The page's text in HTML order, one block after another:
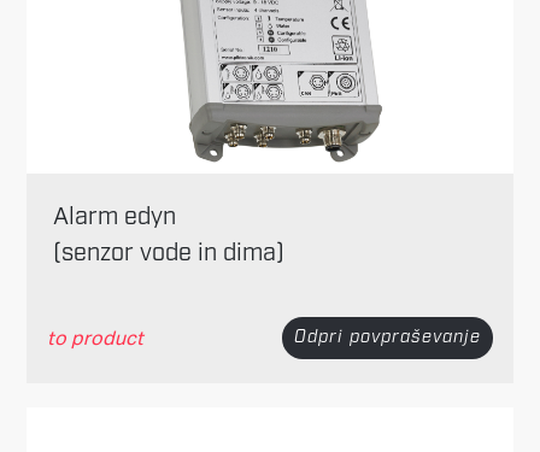
Alarm edyn
(senzor vode in dima)
to product Odpri povpraševanje